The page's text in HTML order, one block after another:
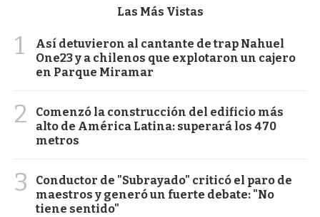
Las Más Vistas
1
Así detuvieron al cantante de trap Nahuel
One23 y a chilenos que explotaron un cajero
en Parque Miramar
2
Comenzó la construcción del edificio más
alto de América Latina: superará los 470
metros
3
Conductor de "Subrayado" criticó el paro de
maestros y generó un fuerte debate: "No
tiene sentido"